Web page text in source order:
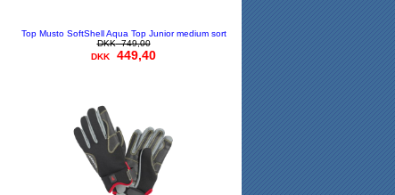
Top Musto SoftShell Aqua Top Junior medium sort
DKK749,00
DKK
449,40